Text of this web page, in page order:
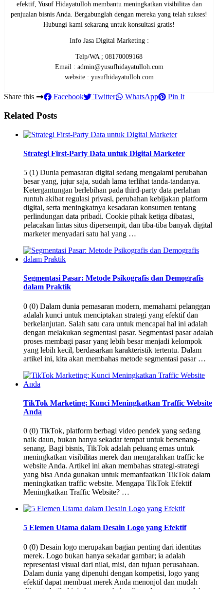
efektif, Yusuf Hidayatulloh membantu meningkatkan visibilitas dan
penjualan bisnis Anda. Bergabunglah dengan mereka yang telah sukses!
Hubungi kami sekarang untuk konsultasi gratis!
Info Jasa Digital Marketing :
Telp/WA ; 08170009168
Email : admin@yusufhidayatulloh.com
website : yusufhidayatulloh.com
Share this Facebook Twitter WhatsApp Pin It
Related Posts
Strategi First-Party Data untuk Digital Marketer
5 (1) Dunia pemasaran digital sedang mengalami perubahan
besar yang, jujur saja, sudah lama terlihat tanda-tandanya.
Ketergantungan berlebihan pada third-party data perlahan
runtuh akibat regulasi privasi, perubahan kebijakan platform
digital, serta meningkatnya kesadaran konsumen tentang
perlindungan data pribadi. Cookie pihak ketiga dibatasi,
pelacakan lintas situs dipersempit, dan tiba-tiba banyak digital
marketer menyadari satu hal yang …
Segmentasi Pasar: Metode Psikografis dan Demografis
dalam Praktik
0 (0) Dalam dunia pemasaran modern, memahami pelanggan
adalah kunci untuk menciptakan strategi yang efektif dan
berkelanjutan. Salah satu cara untuk mencapai hal ini adalah
dengan melakukan segmentasi pasar. Segmentasi pasar adalah
proses membagi pasar yang lebih besar menjadi kelompok
yang lebih kecil, berdasarkan karakteristik tertentu. Dalam
artikel ini, kita akan membahas metode segmentasi pasar …
TikTok Marketing: Kunci Meningkatkan Traffic Website
Anda
0 (0) TikTok, platform berbagi video pendek yang sedang
naik daun, bukan hanya sekadar tempat untuk bersenang-
senang. Bagi bisnis, TikTok adalah peluang emas untuk
meningkatkan visibilitas merek dan mengarahkan traffic ke
website Anda. Artikel ini akan membahas strategi-strategi
yang bisa Anda gunakan untuk memanfaatkan TikTok dalam
meningkatkan traffic website. Mengapa TikTok Efektif
Meningkatkan Traffic Website? …
5 Elemen Utama dalam Desain Logo yang Efektif
0 (0) Desain logo merupakan bagian penting dari identitas
merek. Logo bukan hanya sekadar gambar; ia adalah
representasi visual dari nilai, misi, dan tujuan perusahaan.
Dalam dunia yang dipenuhi dengan kompetisi, logo yang
efektif dapat membuat merek Anda menonjol dan mudah